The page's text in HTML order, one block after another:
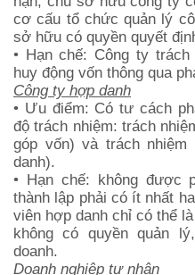
cơ cấu tổ chức quản lý
sở hữu có quyền quyết
• Hạn chế: Công ty
huy động vốn thông qua
Công ty hợp danh
• Ưu điểm: Có tư cách
độ trách nhiệm: trách
góp vốn) và trách
danh).
• Hạn chế: không được
thành lập phải có ít nhất
viên hợp danh chỉ có thể
không có quyền quản
doanh.
Doanh nghiệp tư nhân